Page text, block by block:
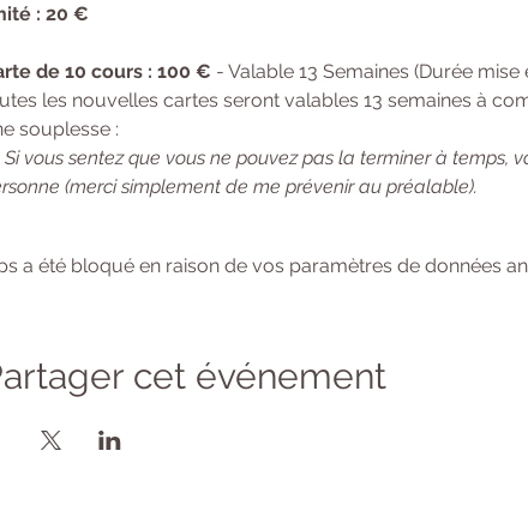
: 20 €
de 10 cours : 100 € - Valable 13 Semaines (Durée
les nouvelles cartes seront valables 13 semaines à
souplesse :
Si vous sentez que vous ne pouvez pas la terminer à temps,
(merci simplement de me prévenir au préalable).
a été bloqué en raison de vos paramètres de données
cet événement